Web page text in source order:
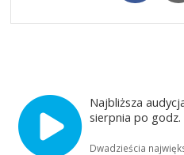
Najbliższa
sierpnia po godz.
Dwadzieścia